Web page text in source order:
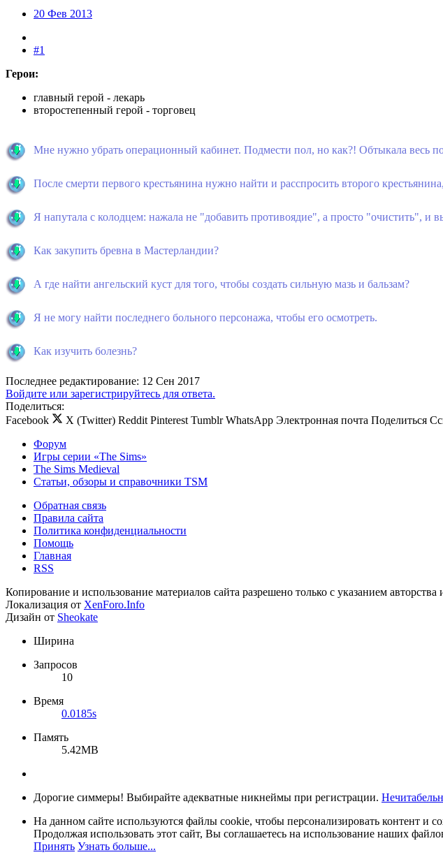
20 Фев 2013
#1
Герои:
главный герой - лекарь
второстепенный герой - торговец
Мне нужно убрать операционный кабинет. Подмести пол, но как?! Обтыкала весь
После смерти первого крестьянина нужно найти и расспросить второго
Я напутала с колодцем: нажала не "добавить противоядие", а просто "очистить", и
Как закупить бревна в Мастерландии?
А где найти ангельский куст для того, чтобы создать сильную мазь и бальзам?
Я не могу найти последнего больного персонажа, чтобы его осмотреть.
Как изучить болезнь?
Последнее редактирование: 12 Сен 2017
Войдите или зарегистрируйтесь для ответа.
Поделиться:
Facebook
X (Twitter) Reddit Pinterest Tumblr WhatsApp Электронная почта Поделиться
Форум
Игры серии «The Sims»
The Sims Medieval
Статьи, обзоры и справочники TSM
Обратная связь
Правила сайта
Политика конфиденциальности
Помощь
Главная
RSS
Копирование и использование материалов сайта разрешено только с указанием
Локализация от XenForo.Info
Дизайн от Sheokate
Ширина
Запросов
10
Время
0.0185s
Память
5.42MB
Дорогие симмеры! Выбирайте адекватные никнеймы при регистрации.
На данном сайте используются файлы cookie, чтобы персонализировать контент и
Продолжая использовать этот сайт, Вы соглашаетесь на использование наших
Принять Узнать больше...